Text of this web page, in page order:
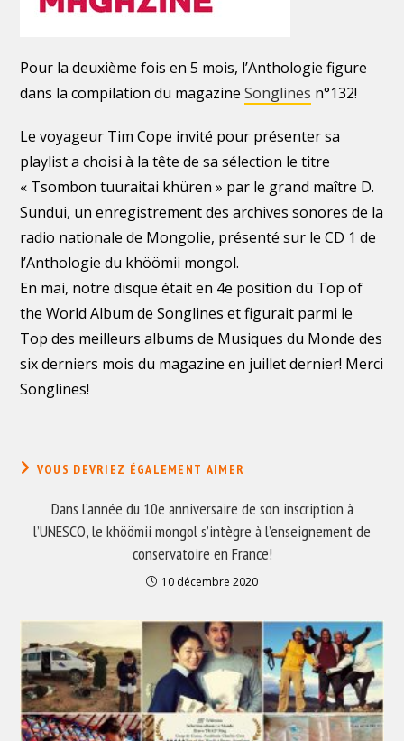
Pour la deuxième fois en 5 mois, l’Anthologie figure
dans la compilation du magazineSonglines n°132!
Le voyageur Tim Cope invité pour présenter sa
playlist a choisi à la tête de sa sélection le titre
« Tsombon tuuraitai khüren » par le grand maître D.
Sundui, un enregistrement des archives sonores de la
radio nationale de Mongolie, présenté sur le CD 1 de
l’Anthologie du khöömii mongol.
En mai, notre disque était en 4e position du Top of
the World Album de Songlines et figurait parmi le
Top des meilleurs albums de Musiques du Monde des
six derniers mois du magazine en juillet dernier! Merci
Songlines!
VOUS DEVRIEZ ÉGALEMENT AIMER
Dans l’année du 10e anniversaire de son inscription à
l’UNESCO, le khöömii mongol s’intègre à l’enseignement de
conservatoire en France!
10 décembre 2020